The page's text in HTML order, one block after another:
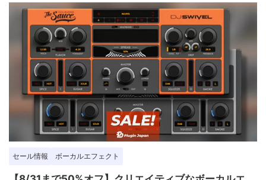
セール情報 ボーカルエフェクト